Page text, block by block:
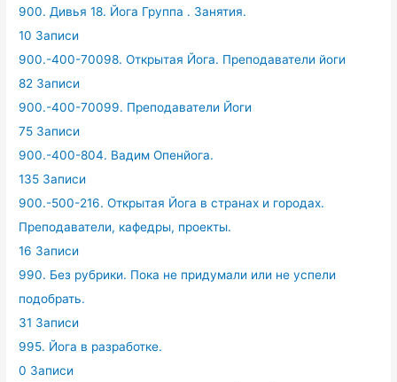
900. Дивья 18. Йога Группа . Занятия.
10 Записи
900.-400-70098. Открытая Йога. Преподаватели йоги
82 Записи
900.-400-70099. Преподаватели Йоги
75 Записи
900.-400-804. Вадим Опенйога.
135 Записи
900.-500-216. Открытая Йога в странах и городах.
Преподаватели, кафедры, проекты.
16 Записи
990. Без рубрики. Пока не придумали или не успели
подобрать.
31 Записи
995. Йога в разработке.
0 Записи